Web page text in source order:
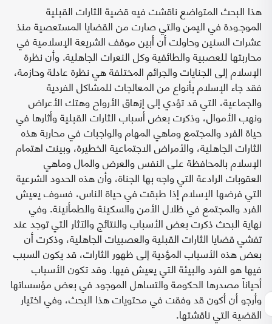
هذا البحث المتواضع ناقشت فيه قضية الثارات القبلية
الموجـودة في اليمن والتي صارت من القضايا المستعصية منذ
عشرات السنين وحاولت أن أبين موقف الشريعة الإسلامية في
محاربتها للعصبية والطائفية وكل النعرات الجاهلية. وأن نظرة
الإسلام إلى الجنايات والجرائم المختلفة هي نظرة عادلة وحازمة،
فقد جاء الإسلام بأنواع من المعالجات للمشاكل الفردية
والجماعية، التي قد تؤدي إلى إزهاق الأرواح وهتك الأعراض
ونهب الأموال، وذكرت بعض أسباب الثارات القبلية وأثارها في
حياة الفرد والمجتمع وماهي المهام والواجبات في محاربة هذه
الثارات الجاهلية، والأمراض الاجتماعية الخطيرة، وبينت اهتمام
الإسلام بالمحافظة على النفس والعرض والمال وماهي
العقوبات الرادعة التي واجه بها الجناة، وأن هذه الحدود الشرعية
التي فرضها الإسلام إذا طبقت في حياة الناس، فسوف يعيش
الفرد والمجتمع في ظلال الأمن والسكينة والطمأنينة. وفي
نهاية البحث ذكرت بعض الأسباب والنتائج والآثار التي توجد عند
تفشي قضايا الثارات القبلية والعصبيات الجاهلية، وذكرت أن
بعض هذه الأسباب المؤدية إلى ظهور الثارات، قد يكون السبب
فيها هو الفرد والبيئة التي يعيش فيها. وقد تكون الأسباب
أحياناً مصدرها الحكومة والتساهل الموجود في بعض مؤسساتها
وأرجو أن أكون قد وفقت في محتويات هذا البحث، وفي اختيار
القضية التي ناقشتها.